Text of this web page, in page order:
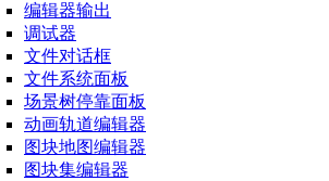
编辑器输出
调试器
文件对话框
文件系统面板
场景树停靠面板
动画轨道编辑器
图块地图编辑器
图块集编辑器